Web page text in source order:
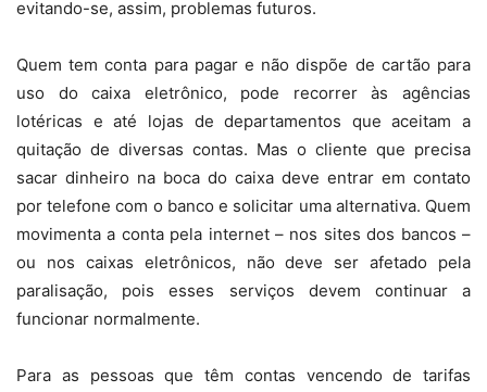
evitando-se, assim, problemas futuros.
Quem tem conta para pagar e não dispõe de cartão para
uso do caixa eletrônico, pode recorrer às agências
lotéricas e até lojas de departamentos que aceitam a
quitação de diversas contas. Mas o cliente que precisa
sacar dinheiro na boca do caixa deve entrar em contato
por telefone com o banco e solicitar uma alternativa. Quem
movimenta a conta pela internet – nos sites dos bancos –
ou nos caixas eletrônicos, não deve ser afetado pela
paralisação, pois esses serviços devem continuar a
funcionar normalmente.
Para as pessoas que têm contas vencendo de tarifas